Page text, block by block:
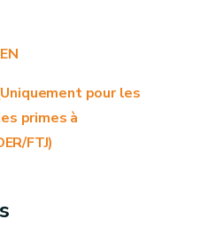
énergétiques
2014 de la
avec le marché
articles 107 et 108
de l'intérêt pour
la définition PME
pour les
primes à
FTJ)